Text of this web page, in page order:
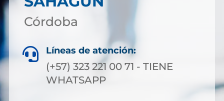
Córdoba
 Líneas de atención:
(+57) 323 221 00 71 - TIENE
WHATSAPP